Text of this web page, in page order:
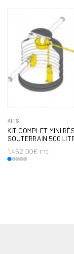
KITS
KIT COMPLET MINI
SOUTERRAIN 500
1.452,00€ TTC